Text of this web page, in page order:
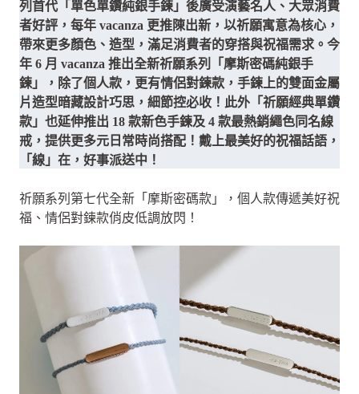
列首代「單色單鑽純銀手鍊」後廣受演藝名人、大眾消費
者好評，每年 vacanza 更推陳出新，以祈願寓意為核心，
帶來更多顏色、造型，滿足消費者的穿搭與祝福需求。今
年 6 月 vacanza 推出全新祈願系列「摩斯密碼純銀手
鍊」，除了個人款，更有情侶對鍊款，手鍊上的雙面金屬
片造型暗藏設計巧思，細節控必收！此外「祈願經典單鑽
款」也延伸推出 18 款新色手鍊及 4 款最熱銷繩色同名線
戒，提供更多元日常時尚搭配！戴上最美好的祝福話語，
「線」在，好事派送中！
祈願系列第七代全新「摩斯密碼款」，個人款傳遞美好祝
福、情侶對鍊款俏皮低調放閃！